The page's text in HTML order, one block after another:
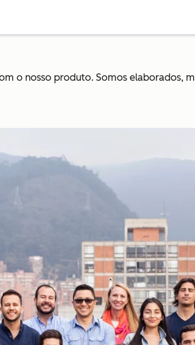
o nosso produto. Somos elaborados,